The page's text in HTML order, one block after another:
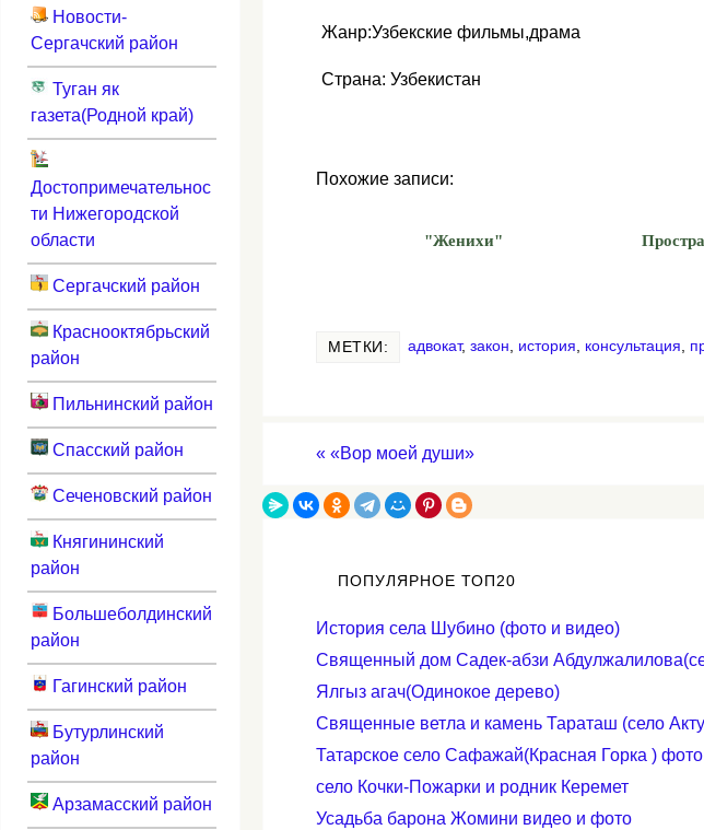
Жанр:Узбекские фильмы,драма
Страна: Узбекистан
Похожие записи:
"Женихи"
МЕТКИ: адвокат, закон, история, консультация,
« «Вор моей души»
ПОПУЛЯРНОЕ ТОП20
История села Шубино (фото и видео)
Священный дом Садек-абзи
Ялгыз агач(Одинокое дерево)
Cвященные ветла и камень Тараташ (село
Татарское село Сафажай(Красная Горка )
село Кочки-Пожарки и родник Керемет
Усадьба барона Жомини видео и фото
Новости-
Сергачский район
Туган як
газета(Родной край)
Достопримечательнос
ти Нижегородской
области
Сергачский район
Краснооктябрьский
район
Пильнинский район
Спасский район
Сеченовский район
Княгининский
район
Большеболдинский
район
Гагинский район
Бутурлинский
район
Арзамасский район